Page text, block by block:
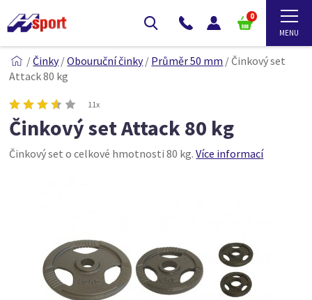
0
/Činky/Obouruční činky/ Průměr 50 mm / Činkový set
Attack 80 kg
11x
Činkový set Attack 80 kg
Činkový set o celkové hmotnosti 80 kg.Více informací